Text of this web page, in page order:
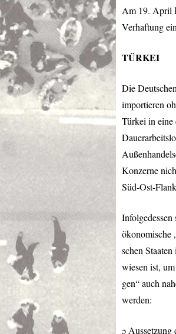
Am 19. April
Verhaftung
TÜRKEI
Die
importieren
Türkei in eine
Konzerne
Süd-Ost-
Infolgedessen
ökonomische
schen
wiesen ist,
gen“ auch
werden:
ɔ Aussetzung